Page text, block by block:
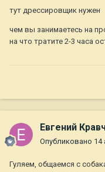
тут дрессировщик нужен
чем вы занимаетесь на
на что тратите 2-3 часа
Евгений
Опубликовано 14
Гуляем, общаемся с